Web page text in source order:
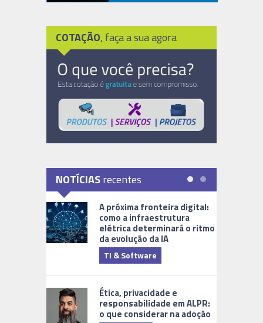
COTAÇÃO, faça a sua agora
NOTÍCIASrecentes
A próxima fronteira digital:
como a infraestrutura
elétrica determinará o ritmo
da evolução da IA
TI & Software
Ética, privacidade e
responsabilidade em ALPR:
o que considerar na adoção